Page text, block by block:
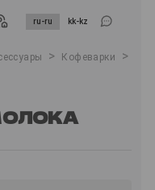
ru-ru kk-kz
> Кофеварки >